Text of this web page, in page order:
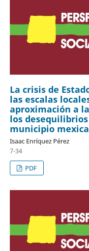
La crisis de
las escalas
aproximación a
los
municipio
Isaac Enríquez Pérez
7-34
PDF